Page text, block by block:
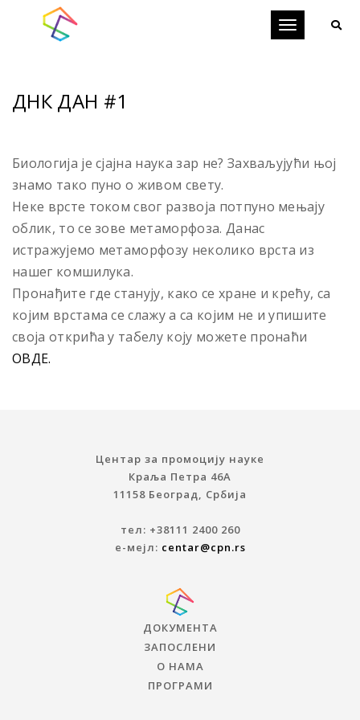
Toggle
ДНК ДАН #1
Биологија је сјајна наука зар не? Захваљујући њој
знамо тако пуно о живом свету.
Неке врсте током свог развоја потпуно мењају
облик, то се зове метаморфоза. Данас
истражујемо метаморфозу неколико врста из
нашег комшилука.
Пронађите где станују, како се хране и крећу, са
којим врстама се слажу а са којим не и упишите
своја открића у табелу коју можете пронаћи
ОВДЕ.
Центар за промоцију науке
Краља Петра 46A
11158 Београд, Србија
тел: +38111 2400 260
е-мејл: centar@cpn.rs
ДОКУМЕНТА
ЗАПОСЛЕНИ
О НАМА
ПРОГРАМИ